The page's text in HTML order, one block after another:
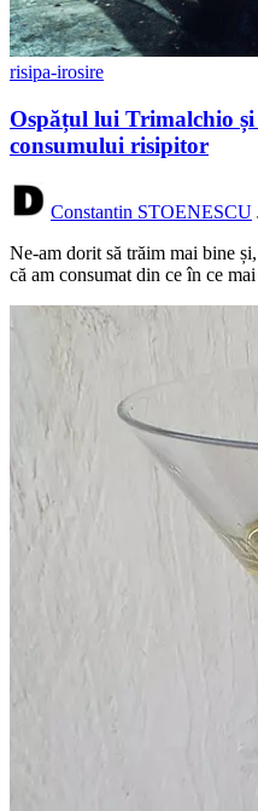
risipa-irosire
Ospățul lui Trimalchio și
consumului risipitor
Constantin STOENESCU
Ne-am dorit să trăim mai bine
că am consumat din ce în ce